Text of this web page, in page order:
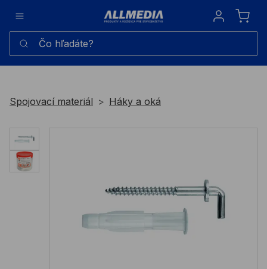
Sign in
Čo hľadáte?
Spojovací materiál Háky a oká